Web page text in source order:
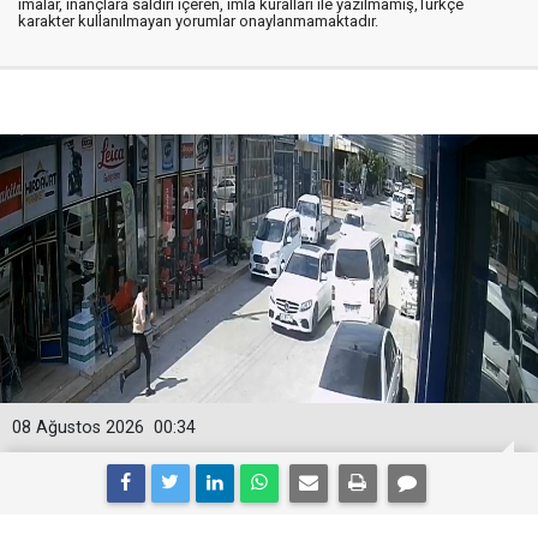
imalar, inançlara saldırı içeren, imla kuralları ile yazılmamış,Türkçe
karakter kullanılmayan yorumlar onaylanmamaktadır.
00:34
08 Ağustos 2026